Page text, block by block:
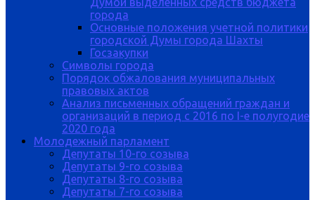
города
Основные положения учетной политики
городской Думы города Шахты
Госзакупки
Символы города
Порядок обжалования муниципальных
правовых актов
Анализ письменных обращений граждан и
организаций в период с 2016 по I-е полугодие
2020 года
Молодежный парламент
Депутаты 10-го созыва
Депутаты 9-го созыва
Депутаты 8-го созыва
Депутаты 7-го созыва